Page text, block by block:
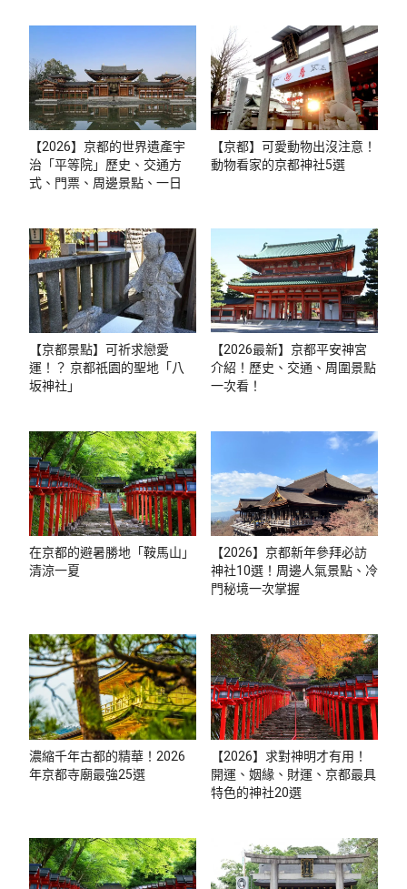
【2026】京都的世界遺產宇
治「平等院」歷史、交通方
式、門票、周邊景點、一日觀
【京都】可愛動物出沒注意！
動物看家的京都神社5選
【京都景點】可祈求戀愛
運！？ 京都祇園的聖地「八
坂神社」
【2026最新】京都平安神宮
介紹！歷史、交通、周圍景點
一次看！
在京都的避暑勝地「鞍馬山」
清涼一夏
【2026】京都新年參拜必訪
神社10選！周邊人氣景點、冷
門秘境一次掌握
濃縮千年古都的精華！2026
年京都寺廟最強25選
【2026】求對神明才有用！
開運、姻緣、財運、京都最具
特色的神社20選